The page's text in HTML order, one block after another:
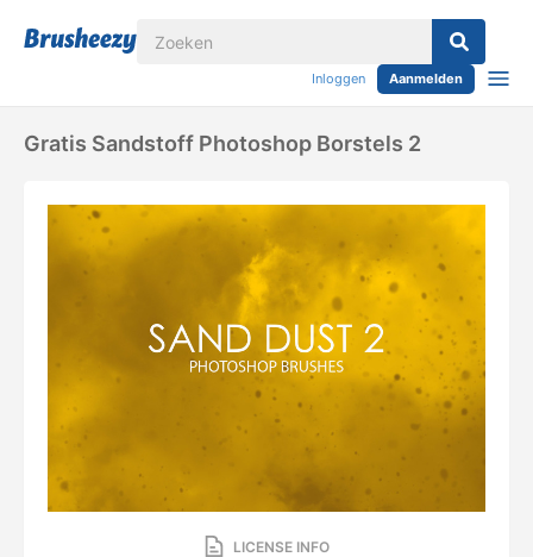
Inloggen Aanmelden
Gratis Sandstoff Photoshop Borstels 2
LICENSE INFO